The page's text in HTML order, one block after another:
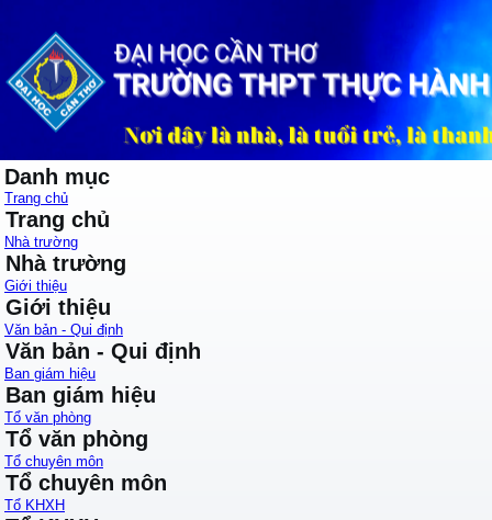
Danh mục
Trang chủ
Trang chủ
Nhà trường
Nhà trường
Giới thiệu
Giới thiệu
Văn bản - Qui định
Văn bản - Qui định
Ban giám hiệu
Ban giám hiệu
Tổ văn phòng
Tổ văn phòng
Tổ chuyên môn
Tổ chuyên môn
Tổ KHXH